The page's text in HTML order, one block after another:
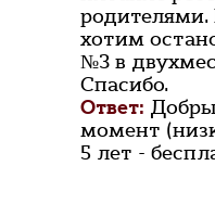
родителями.
хотим
№3 в
Спасибо.
Ответ:
момент
5 лет -